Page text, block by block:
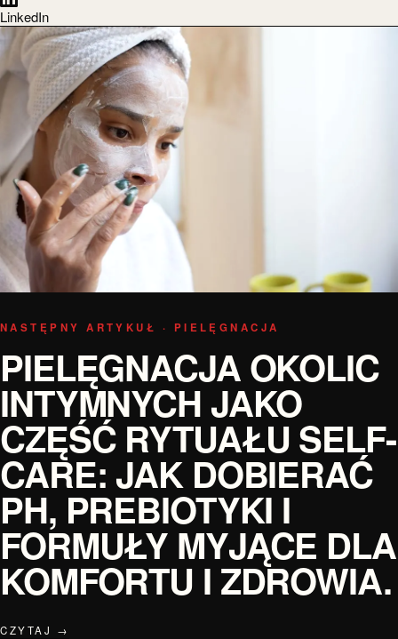
LinkedIn
NASTĘPNY ARTYKUŁ · PIELĘGNACJA
PIELĘGNACJA OKOLIC
INTYMNYCH JAKO
CZĘŚĆ RYTUAŁU SELF-
CARE: JAK DOBIERAĆ
PH, PREBIOTYKI I
FORMUŁY MYJĄCE DLA
KOMFORTU I ZDROWIA.
CZYTAJ →